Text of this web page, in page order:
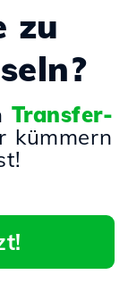
zu
Transfer-
kümmern